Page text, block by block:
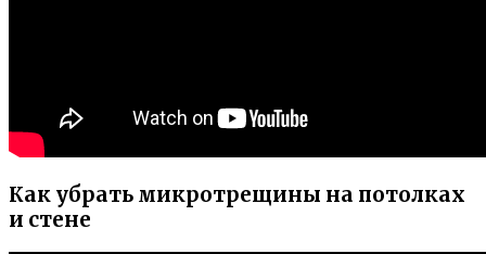
Как убрать микротрещины на потолках
и стене